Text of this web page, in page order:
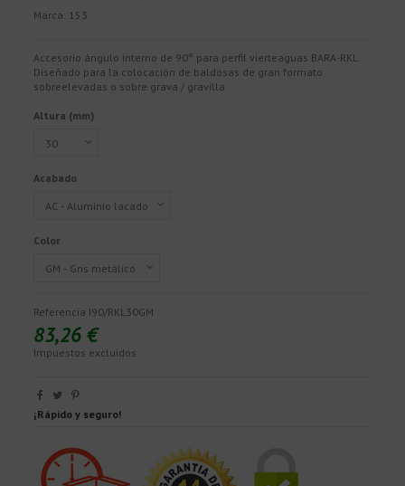
Marca: 153
Accesorio ángulo interno de 90° para perfil vierteaguas BARA-RKL.
Diseñado para la colocación de baldosas de gran formato
sobreelevadas o sobre grava / gravilla.
Altura (mm)
Acabado
Color
Referencia I90/RKL30GM
83,26 €
Impuestos excluidos
¡Rápido y seguro!